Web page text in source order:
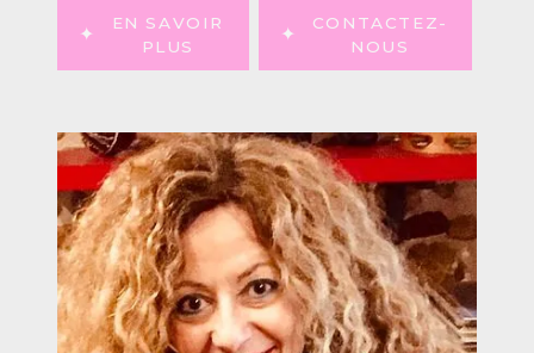
EN SAVOIR
PLUS
CONTACTEZ-
NOUS